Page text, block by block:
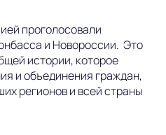
проголосовали
и Новороссии. Это
истории, которое
и объединения граждан,
регионов и всей страны